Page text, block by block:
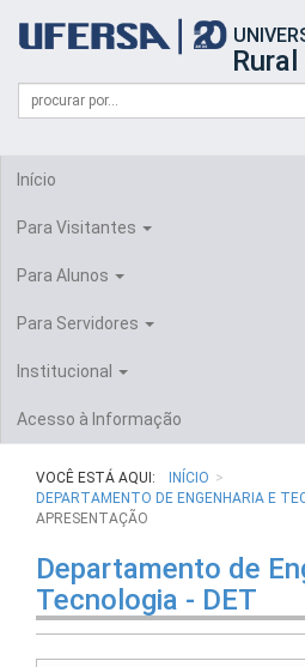
portal
UFERSA
Formulário
Busca
Campo
de
Início
Para Visitantes
Para Alunos
Para Servidores
Institucional
Acesso à Informação
VOCÊ ESTÁ AQUI:
INÍCIO
DEPARTAMENTO DE ENGENHARIA E
APRESENTAÇÃO
Departamento de
Tecnologia - DET